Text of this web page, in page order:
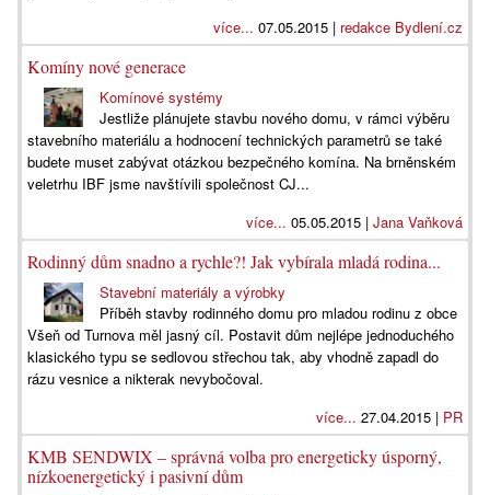
více... 07.05.2015 | redakce Bydlení.cz
Komíny nové generace
Komínové systémy
Jestliže plánujete stavbu nového domu, v rámci výběru
stavebního materiálu a hodnocení technických parametrů se také
budete muset zabývat otázkou bezpečného komína. Na brněnském
veletrhu IBF jsme navštívili společnost CJ...
více... 05.05.2015 | Jana Vaňková
Rodinný dům snadno a rychle?! Jak vybírala mladá rodina...
Stavební materiály a výrobky
Příběh stavby rodinného domu pro mladou rodinu z obce
Všeň od Turnova měl jasný cíl. Postavit dům nejlépe jednoduchého
klasického typu se sedlovou střechou tak, aby vhodně zapadl do
rázu vesnice a nikterak nevybočoval.
více... 27.04.2015 | PR
KMB SENDWIX – správná volba pro energeticky úsporný,
nízkoenergetický i pasivní dům